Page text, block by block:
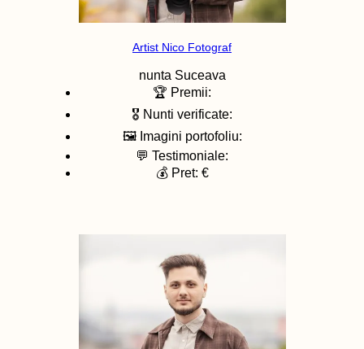
Artist Nico Fotograf
nunta Suceava
🏆 Premii:
🎖️ Nunti verificate:
🖼️ Imagini portofoliu:
💬 Testimoniale:
💰 Pret: €